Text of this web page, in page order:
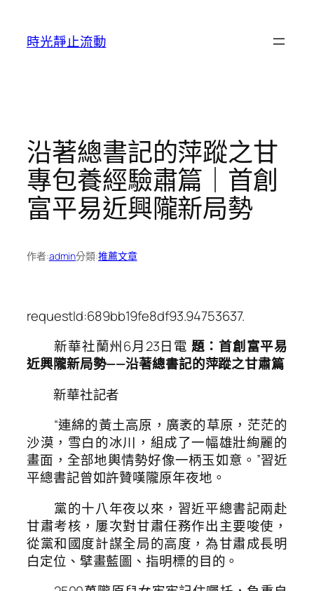
時光靜止流動
沿著總書記的萍蹤之甘
專包養經驗肅篇｜首創
富平易近興隴新局勢
作者:admin分類:推薦文章
requestId:689bb19fe8df93.94753637.
新華社蘭州6月23日電 題：首創富平易
近興隴新局勢——沿著總書記的萍蹤之甘肅篇
新華社記者
“連綿的黃土高原，廣袤的草原，茫茫的
沙漠，雪白的冰川，組成了一幅雄壯絢麗的
畫面，全部地輿情勢好像一柄玉如意。”習近
平總書記曾如許贊嘆隴原年夜地。
黨的十八年夜以來，習近平總書記兩赴
甘肅考核，屢次對甘肅任務作出主要唆使，
從黨和國度計謀全局的高度，為甘肅成長明
白定位、擘畫藍圖、指明標的目的。